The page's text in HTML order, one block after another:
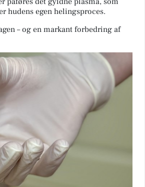
hudens egen helingsproces.
– og en markant forbedring af